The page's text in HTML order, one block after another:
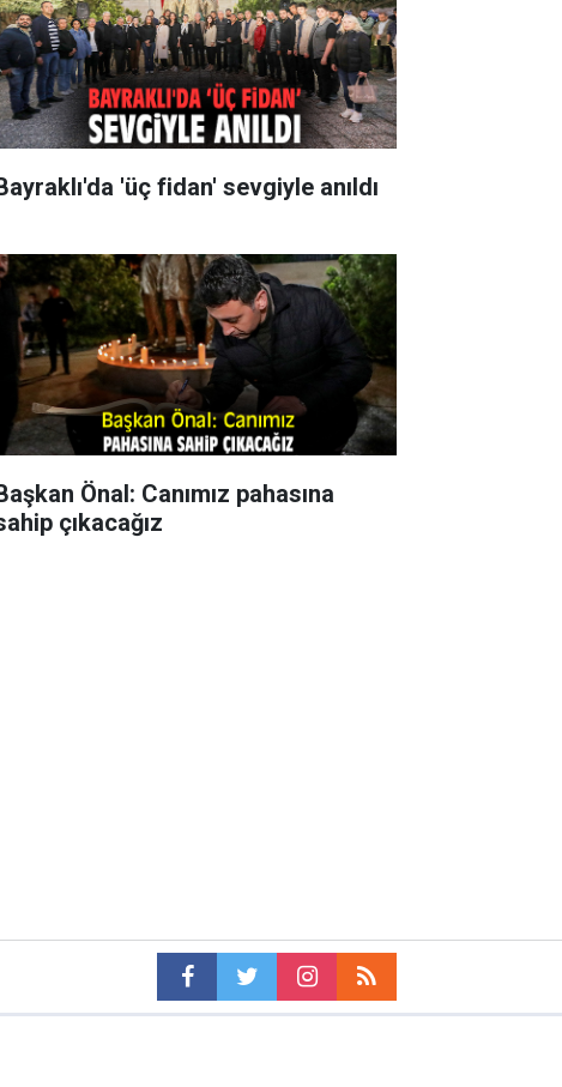
'üç fidan' sevgiyle anıldı
Önal: Canımız pahasına
çıkacağız